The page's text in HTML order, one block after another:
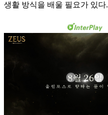
생활 방식을 배울 필요가 있다.